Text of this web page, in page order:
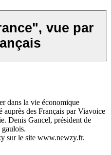
vue par
dans la vie économique
auprès des Français par Viavoice
Denis Gancel, président de
sur le site www.newzy.fr.